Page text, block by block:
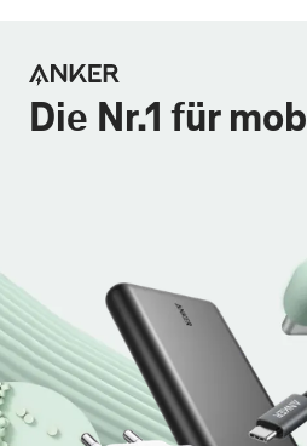
Die Nr.1 für